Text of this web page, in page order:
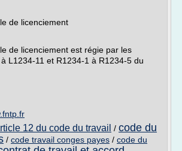
de licenciement
de licenciement est régie par les
L1234-11 et R1234-1 à R1234-5 du
12 du code du travail / code du
/ code travail conges payes / code du